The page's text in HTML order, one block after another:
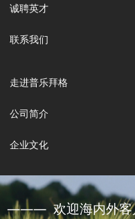
诚聘英才
联系我们
走进普乐拜格
公司简介
企业文化
——— 欢迎海内外客